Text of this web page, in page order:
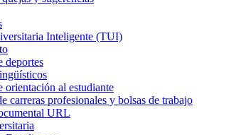
Inteligente (TUI)
deportes
orientación al estudiante
carreras profesionales y bolsas de trabajo
URL